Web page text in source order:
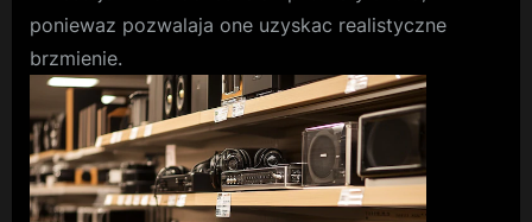
poniewaz pozwalaja one uzyskac realistyczne
brzmienie.